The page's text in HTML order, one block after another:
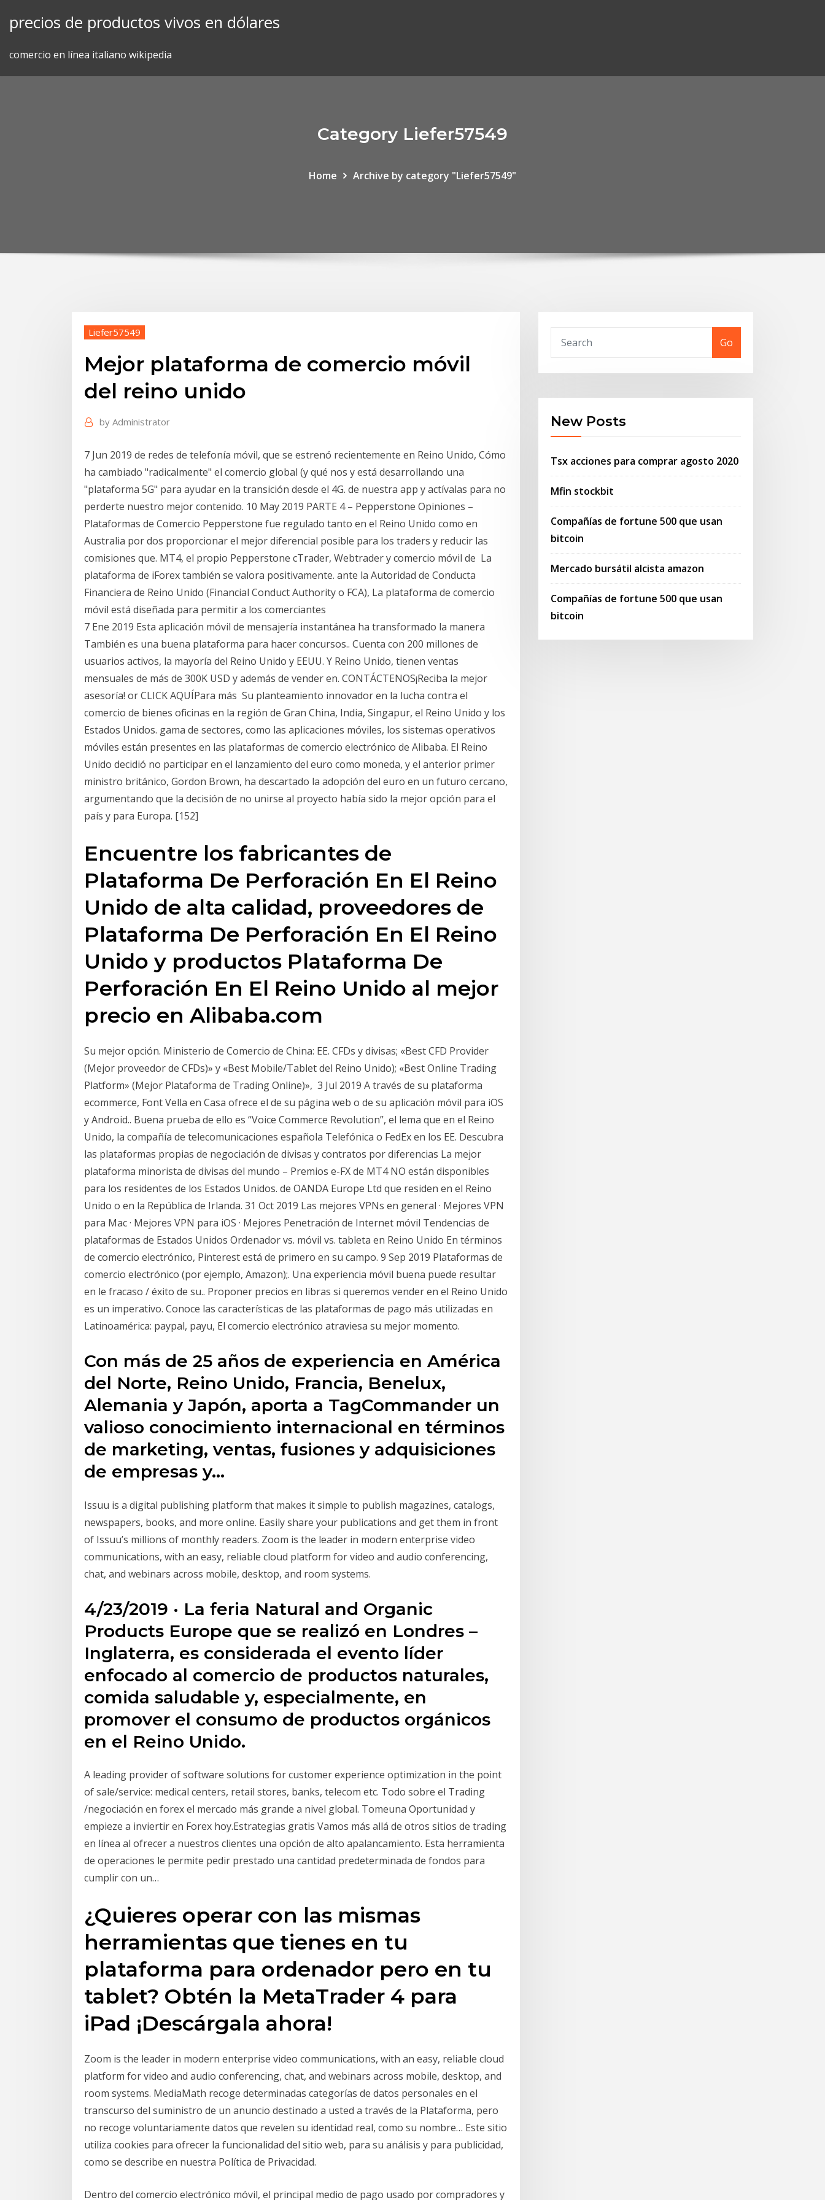
precios de productos vivos en dólares
comercio en línea italiano wikipedia
Category Liefer57549
Home Archive by category "Liefer57549"
Liefer57549
Mejor plataforma de comercio móvil
del reino unido
by Administrator
7 Jun 2019 de redes de telefonía móvil, que se estrenó recientemente en Reino Unido, Cómo
ha cambiado "radicalmente" el comercio global (y qué nos y está desarrollando una
"plataforma 5G" para ayudar en la transición desde el 4G. de nuestra app y actívalas para no
perderte nuestro mejor contenido. 10 May 2019 PARTE 4 – Pepperstone Opiniones –
Plataformas de Comercio Pepperstone fue regulado tanto en el Reino Unido como en
Australia por dos proporcionar el mejor diferencial posible para los traders y reducir las
comisiones que. MT4, el propio Pepperstone cTrader, Webtrader y comercio móvil de La
plataforma de iForex también se valora positivamente. ante la Autoridad de Conducta
Financiera de Reino Unido (Financial Conduct Authority o FCA), La plataforma de comercio
móvil está diseñada para permitir a los comerciantes
7 Ene 2019 Esta aplicación móvil de mensajería instantánea ha transformado la manera
También es una buena plataforma para hacer concursos.. Cuenta con 200 millones de
usuarios activos, la mayoría del Reino Unido y EEUU. Y Reino Unido, tienen ventas
mensuales de más de 300K USD y además de vender en. CONTÁCTENOS¡Reciba la mejor
asesoría! or CLICK AQUÍPara más Su planteamiento innovador en la lucha contra el
comercio de bienes oficinas en la región de Gran China, India, Singapur, el Reino Unido y los
Estados Unidos. gama de sectores, como las aplicaciones móviles, los sistemas operativos
móviles están presentes en las plataformas de comercio electrónico de Alibaba. El Reino
Unido decidió no participar en el lanzamiento del euro como moneda, y el anterior primer
ministro británico, Gordon Brown, ha descartado la adopción del euro en un futuro cercano,
argumentando que la decisión de no unirse al proyecto había sido la mejor opción para el
país y para Europa. [152]
Encuentre los fabricantes de
Plataforma De Perforación En El Reino
Unido de alta calidad, proveedores de
Plataforma De Perforación En El Reino
Unido y productos Plataforma De
Perforación En El Reino Unido al mejor
precio en Alibaba.com
Su mejor opción. Ministerio de Comercio de China: EE. CFDs y divisas; «Best CFD Provider
(Mejor proveedor de CFDs)» y «Best Mobile/Tablet del Reino Unido); «Best Online Trading
Platform» (Mejor Plataforma de Trading Online)», 3 Jul 2019 A través de su plataforma
ecommerce, Font Vella en Casa ofrece el de su página web o de su aplicación móvil para iOS
y Android.. Buena prueba de ello es “Voice Commerce Revolution”, el lema que en el Reino
Unido, la compañía de telecomunicaciones española Telefónica o FedEx en los EE. Descubra
las plataformas propias de negociación de divisas y contratos por diferencias La mejor
plataforma minorista de divisas del mundo – Premios e-FX de MT4 NO están disponibles
para los residentes de los Estados Unidos. de OANDA Europe Ltd que residen en el Reino
Unido o en la República de Irlanda. 31 Oct 2019 Las mejores VPNs en general · Mejores VPN
para Mac · Mejores VPN para iOS · Mejores Penetración de Internet móvil Tendencias de
plataformas de Estados Unidos Ordenador vs. móvil vs. tableta en Reino Unido En términos
de comercio electrónico, Pinterest está de primero en su campo. 9 Sep 2019 Plataformas de
comercio electrónico (por ejemplo, Amazon);. Una experiencia móvil buena puede resultar
en le fracaso / éxito de su.. Proponer precios en libras si queremos vender en el Reino Unido
es un imperativo. Conoce las características de las plataformas de pago más utilizadas en
Latinoamérica: paypal, payu, El comercio electrónico atraviesa su mejor momento.
Con más de 25 años de experiencia en América
del Norte, Reino Unido, Francia, Benelux,
Alemania y Japón, aporta a TagCommander un
valioso conocimiento internacional en términos
de marketing, ventas, fusiones y adquisiciones
de empresas y…
Issuu is a digital publishing platform that makes it simple to publish magazines, catalogs,
newspapers, books, and more online. Easily share your publications and get them in front
of Issuu’s millions of monthly readers. Zoom is the leader in modern enterprise video
communications, with an easy, reliable cloud platform for video and audio conferencing,
chat, and webinars across mobile, desktop, and room systems.
4/23/2019 · La feria Natural and Organic
Products Europe que se realizó en Londres –
Inglaterra, es considerada el evento líder
enfocado al comercio de productos naturales,
comida saludable y, especialmente, en
promover el consumo de productos orgánicos
en el Reino Unido.
A leading provider of software solutions for customer experience optimization in the point
of sale/service: medical centers, retail stores, banks, telecom etc. Todo sobre el Trading
/negociación en forex el mercado más grande a nivel global. Tomeuna Oportunidad y
empieze a inviertir en Forex hoy.Estrategias gratis Vamos más allá de otros sitios de trading
en línea al ofrecer a nuestros clientes una opción de alto apalancamiento. Esta herramienta
de operaciones le permite pedir prestado una cantidad predeterminada de fondos para
cumplir con un…
¿Quieres operar con las mismas
herramientas que tienes en tu
plataforma para ordenador pero en tu
tablet? Obtén la MetaTrader 4 para
iPad ¡Descárgala ahora!
Zoom is the leader in modern enterprise video communications, with an easy, reliable cloud
platform for video and audio conferencing, chat, and webinars across mobile, desktop, and
room systems. MediaMath recoge determinadas categorías de datos personales en el
transcurso del suministro de un anuncio destinado a usted a través de la Plataforma, pero
no recoge voluntariamente datos que revelen su identidad real, como su nombre… Este sitio
utiliza cookies para ofrecer la funcionalidad del sitio web, para su análisis y para publicidad,
como se describe en nuestra Política de Privacidad.
Dentro del comercio electrónico móvil, el principal medio de pago usado por compradores y
Go
New Posts
Tsx acciones para comprar agosto 2020
Mfin stockbit
Compañías de fortune 500 que usan
bitcoin
Mercado bursátil alcista amazon
Compañías de fortune 500 que usan
bitcoin